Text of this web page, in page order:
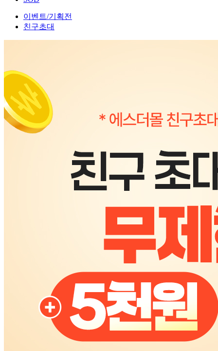
이벤트/기획전
친구초대